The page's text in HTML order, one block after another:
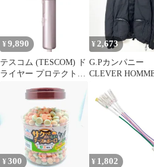
¥ 9,890
テスコム (TESCOM) ド
ライヤー プロテクトイ
モード搭載 ] ツヤ髪 ダ
メージが気になる髪を
いたわる 軽量 コード長
1.7m ラク抜きプラグ
パール ピンク TD462A-
P/Epms b9675745
¥2,673
G.Pカンパニー
CLEVER
ケット 防寒 ブル
x896737ss
¥300 ¥ 1,802